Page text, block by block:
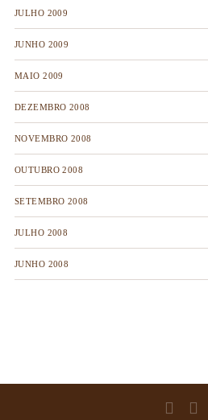
JULHO 2009
JUNHO 2009
MAIO 2009
DEZEMBRO 2008
NOVEMBRO 2008
OUTUBRO 2008
SETEMBRO 2008
JULHO 2008
JUNHO 2008